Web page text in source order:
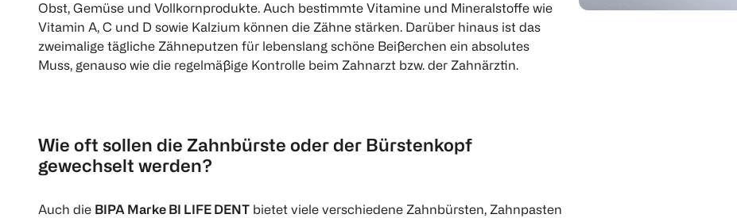
Obst, Gemüse und Vollkornprodukte. Auch bestimmte Vitamine und Mineralstoffe wie
Vitamin A, C und D sowie Kalzium können die Zähne stärken. Darüber hinaus ist das
zweimalige tägliche Zähneputzen für lebenslang schöne Beißerchen ein absolutes
Muss, genauso wie die regelmäßige Kontrolle beim Zahnarzt bzw. der Zahnärztin.
Wie oft sollen die Zahnbürste oder der Bürstenkopf
gewechselt werden?
Auch die BIPA Marke BI LIFE DENT bietet viele verschiedene Zahnbürsten, Zahnpasten